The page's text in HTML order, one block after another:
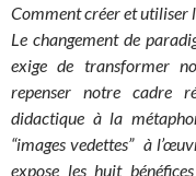
Comment créer et utiliser
Le changement de
exige de transformer
repenser notre cadre
didactique à la
“images vedettes” à
expose les huit